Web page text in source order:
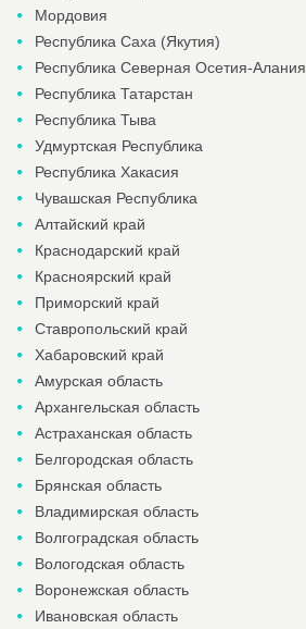
Мордовия
Республика Саха (Якутия)
Республика Северная Осетия-Алания
Республика Татарстан
Республика Тыва
Удмуртская Республика
Республика Хакасия
Чувашская Республика
Алтайский край
Краснодарский край
Красноярский край
Приморский край
Ставропольский край
Хабаровский край
Амурская область
Архангельская область
Астраханская область
Белгородская область
Брянская область
Владимирская область
Волгоградская область
Вологодская область
Воронежская область
Ивановская область